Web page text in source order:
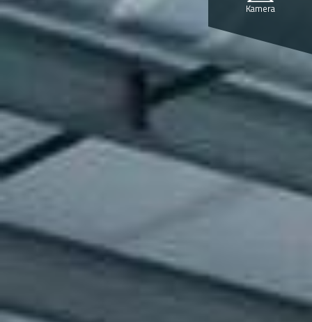
Kamera